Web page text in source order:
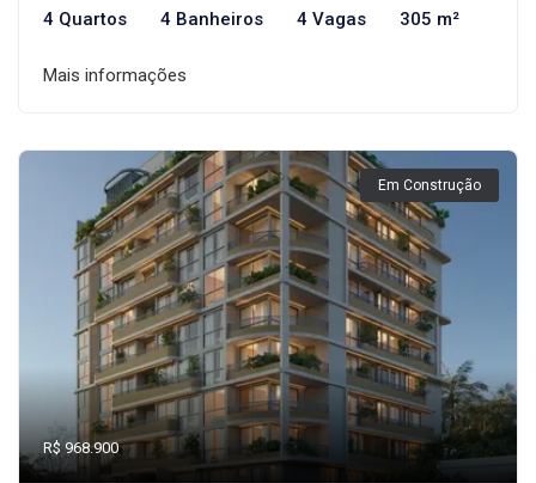
4 Quartos 4 Banheiros 4 Vagas 305 m²
Mais informações
Em Construção
R$ 968.900